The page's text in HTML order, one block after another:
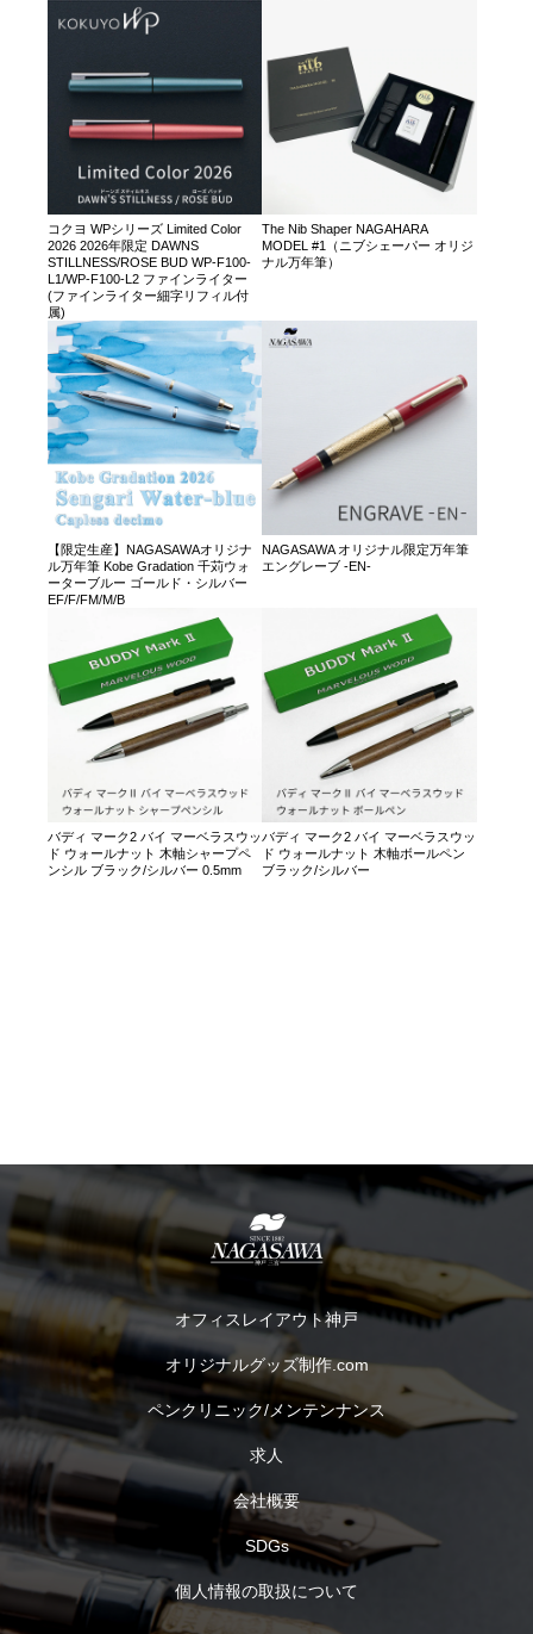
コクヨ WPシリーズ Limited Color
2026 2026年限定 DAWNS
STILLNESS/ROSE BUD WP-F100-
L1/WP-F100-L2 ファインライター
(ファインライター細字リフィル付
属)
The Nib Shaper NAGAHARA
MODEL #1（ニブシェーパー オリジ
ナル万年筆）
【限定生産】NAGASAWAオリジナ
ル万年筆 Kobe Gradation 千苅ウォ
ーターブルー ゴールド・シルバー
EF/F/FM/M/B
NAGASAWA オリジナル限定万年筆
エングレーブ -EN-
バディ マーク2 バイ マーベラスウッ
ド ウォールナット 木軸シャープペ
ンシル ブラック/シルバー 0.5mm
バディ マーク2 バイ マーベラスウッ
ド ウォールナット 木軸ボールペン
ブラック/シルバー
オフィスレイアウト神戸
オリジナルグッズ制作.com
ペンクリニック/メンテンナンス
求人
会社概要
SDGs
個人情報の取扱について